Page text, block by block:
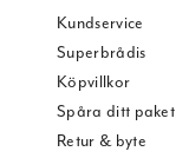
Kundservice
Superbrådis
Köpvillkor
Spåra ditt paket
Retur & byte